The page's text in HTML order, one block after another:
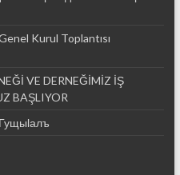
Kurul Toplantısı
VE DERNEĞİMİZ İŞ
BAŞLIYOR